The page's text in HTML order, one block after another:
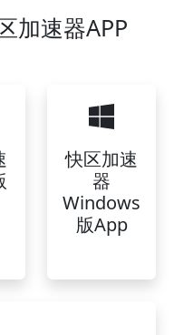
加速器APP
快区加速
器
Windows
版App